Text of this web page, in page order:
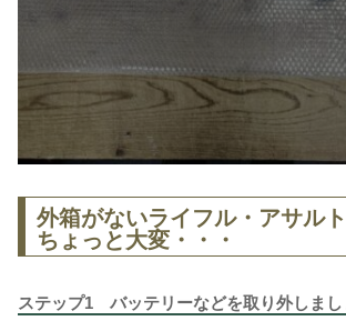
外箱がないライフル・アサル
ちょっと大変・・・
ステップ1 バッテリーなどを取り外しまし